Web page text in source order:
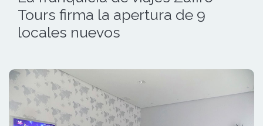
Tours firma la apertura de 9
locales nuevos